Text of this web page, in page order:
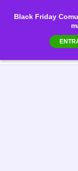
Black Friday
para